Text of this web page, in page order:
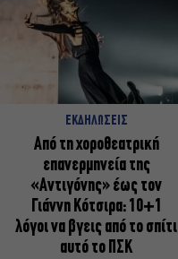
ΕΚΔΗΛΩΣΕΙΣ
Από τη χοροθεατρική
επανερμηνεία της
«Αντιγόνης» έως τον
Γιάννη Κότσιρα: 10+1
λόγοι να βγεις από το σπίτι
αυτό το ΠΣΚ